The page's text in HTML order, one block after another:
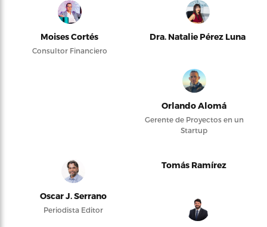
Moises Cortés
Consultor Financiero
Dra. Natalie Pérez Luna
Orlando Alomá
Gerente de Proyectos en un
Startup
Oscar J. Serrano
Periodista Editor
Tomás Ramírez